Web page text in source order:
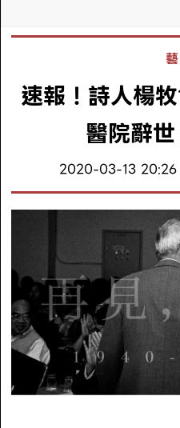
速報！詩人楊
醫院辭
2020-03-13 20:26